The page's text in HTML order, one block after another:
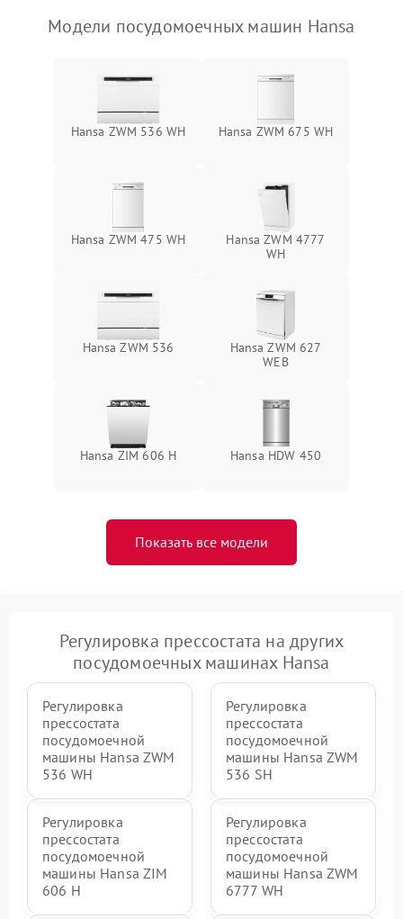
Модели посудомоечных машин Hansa
Hansa ZWM 536 WH Hansa ZWM 675 WH
Hansa ZWM 475 WH
Hansa ZWM 4777
WH
Hansa ZWM 536
Hansa ZWM 627
WEB
Hansa ZIM 606 Н Hansa HDW 450
Показать все модели
Регулировка прессостата на других
посудомоечных машинах Hansa
Регулировка
прессостата
посудомоечной
машины Hansa ZWM
536 WH
Регулировка
прессостата
посудомоечной
машины Hansa ZWM
536 SH
Регулировка
прессостата
посудомоечной
машины Hansa ZIM
606 Н
Регулировка
прессостата
посудомоечной
машины Hansa ZWM
6777 WH